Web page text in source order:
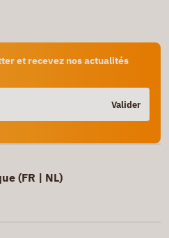
et recevez nos actualités
Valider
(FR | NL)